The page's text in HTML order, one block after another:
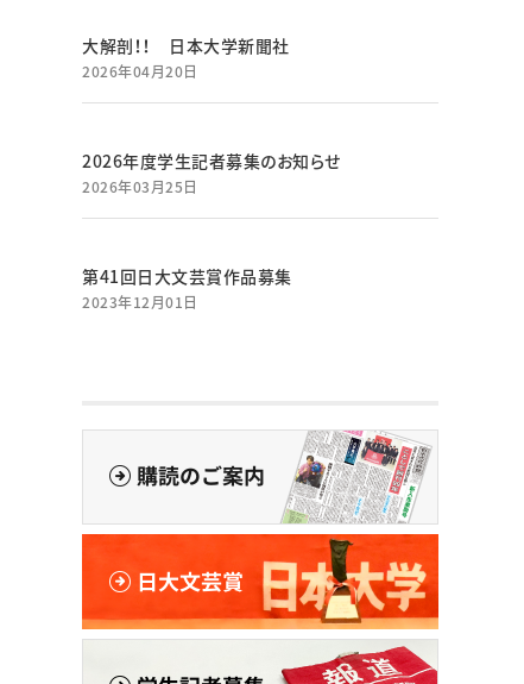
大解剖！！ 日本大学新聞社
2026年04月20日
2026年度学生記者募集のお知らせ
2026年03月25日
第41回日大文芸賞作品募集
2023年12月01日